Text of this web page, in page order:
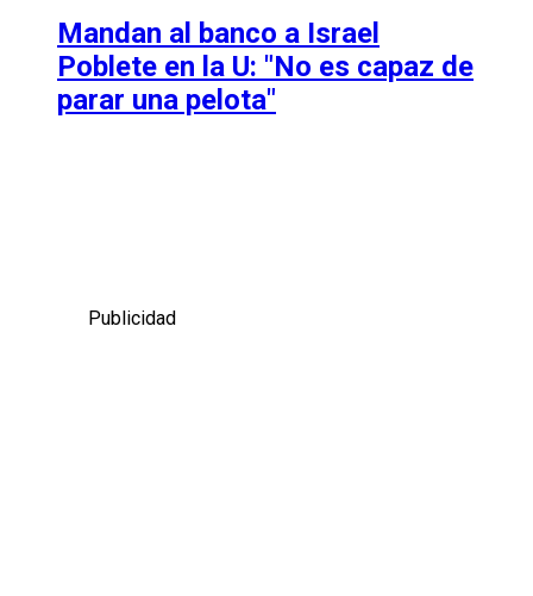
Mandan al banco a Israel
Poblete en la U: "No es capaz de
parar una pelota"
Publicidad